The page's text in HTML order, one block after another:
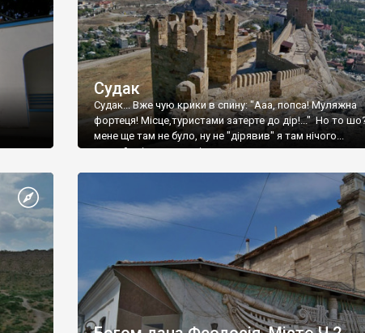
Судак
Судак... Вже чую крики в спину: "Ааа, попса! Муляжна
фортеця! Місце,туристами затерте до дір!..." Но то
мене ще там не було, ну не "дірявив" я там нічого...
принаймні до цього літа.